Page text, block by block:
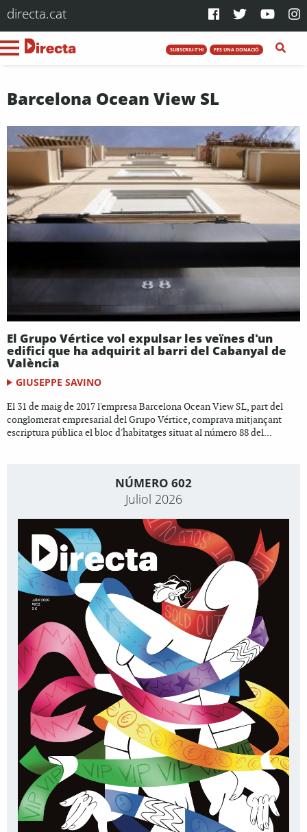
directa.cat
SUBSCRIU-T'HI FES UNA DONACIÓ
Barcelona Ocean View SL
El Grupo Vértice vol expulsar les veïnes d'un
edifici que ha adquirit al barri del Cabanyal de
València
GIUSEPPE SAVINO
El 31 de maig de 2017 l'empresa Barcelona Ocean View SL, part del
conglomerat empresarial del Grupo Vértice, comprava mitjançant
escriptura pública el bloc d'habitatges situat al número 88 del...
NÚMERO 602
Juliol 2026